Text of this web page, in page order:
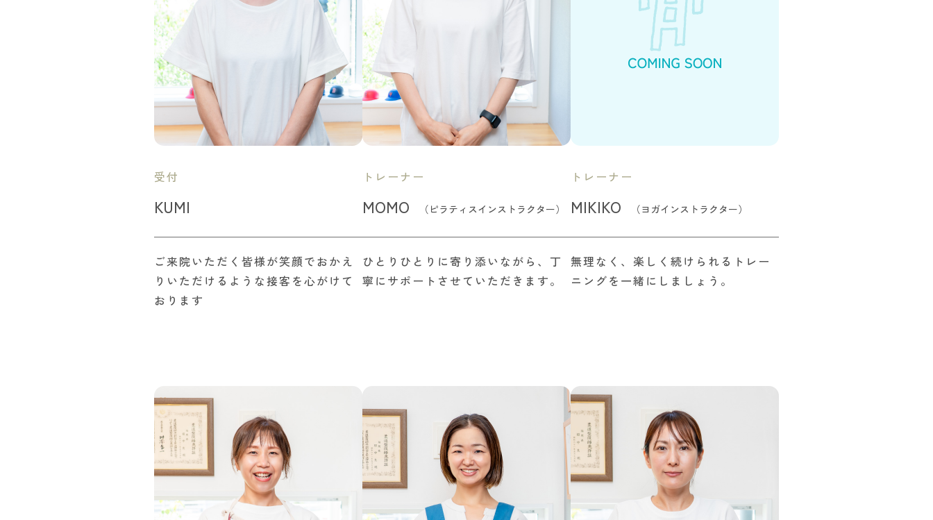
受付
KUMI
ご来院いただく皆様が笑顔でおかえ
りいただけるような接客を心がけて
おります
トレーナー
MOMO （ピラティスインストラクター）
ひとりひとりに寄り添いながら、丁
寧にサポートさせていただきます。
トレーナー
MIKIKO （ヨガインストラクター）
無理なく、楽しく続けられるトレー
ニングを一緒にしましょう。